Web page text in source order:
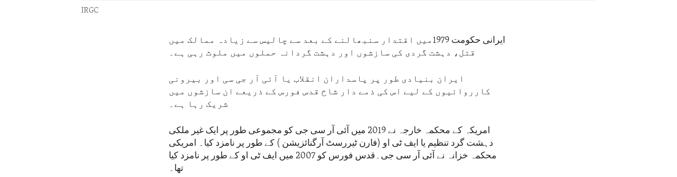
IRGC
ایرانی حکومت 1979میں اقتدار سنبھالنے کے بعد سے چالیس سے زیادہ ممالک میں
قتل، دہشت گردی کی سازشوں اور دہشت گردانہ حملوں میں ملوث رہی ہے۔
ایران بنیادی طور پر پاسداران انقلاب یا آئی آر جی سی اور بیرونی
کارروائیوں کے لیے اس کی ذمے دار شاخ قدس فورس کے ذریعے ان سازشوں میں
شریک رہا ہے۔
امریکہ کے محکمہ خارجہ نے 2019 میں آئی آر سی جی کو مجموعی طور پر ایک غیر ملکی
دہشت گرد تنظیم یا ایف ٹی او (فارن ٹیررسٹ آرگنائزیشن ) کے طور پر نامزد کیا۔ امریکی
محکمہ خزانہ نے آئی آر سی جی۔قدس فورس کو 2007 میں ایف ٹی او کے طور پر نامزد کیا
تھا۔